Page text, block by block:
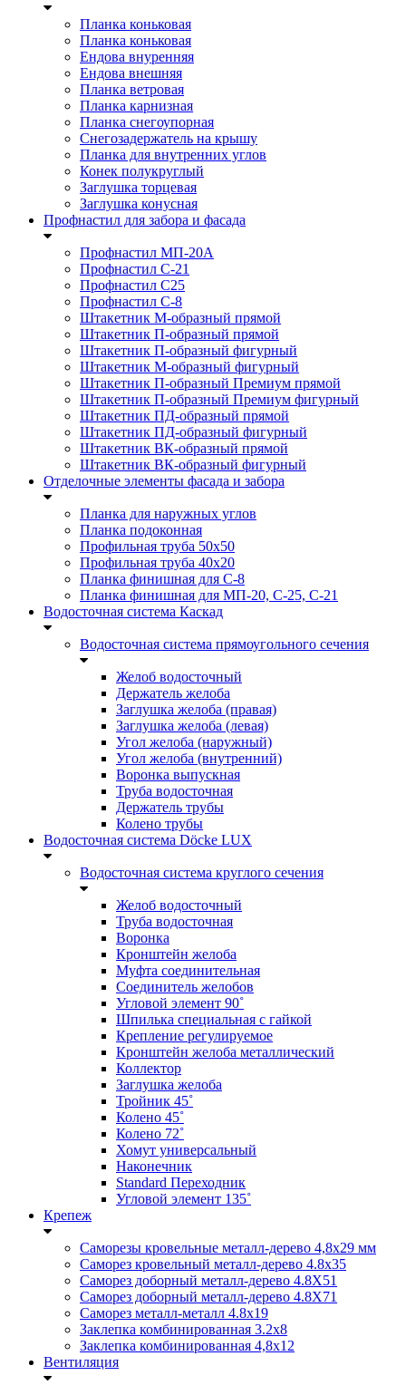
Планка коньковая
Планка коньковая
Ендова внуренняя
Ендова внешняя
Планка ветровая
Планка карнизная
Планка снегоупорная
Снегозадержатель на крышу
Планка для внутренних углов
Конек полукруглый
Заглушка торцевая
Заглушка конусная
Профнастил для забора и фасада
Профнастил МП-20А
Профнастил С-21
Профнастил С25
Профнастил С-8
Штакетник М-образный прямой
Штакетник П-образный прямой
Штакетник П-образный фигурный
Штакетник М-образный фигурный
Штакетник П-образный Премиум прямой
Штакетник П-образный Премиум фигурный
Штакетник ПД-образный прямой
Штакетник ПД-образный фигурный
Штакетник ВК-образный прямой
Штакетник ВК-образный фигурный
Отделочные элементы фасада и забора
Планка для наружных углов
Планка подоконная
Профильная труба 50x50
Профильная труба 40x20
Планка финишная для С-8
Планка финишная для МП-20, С-25, С-21
Водосточная система Каскад
Водосточная система прямоугольного сечения
Желоб водосточный
Держатель желоба
Заглушка желоба (правая)
Заглушка желоба (левая)
Угол желоба (наружный)
Угол желоба (внутренний)
Воронка выпускная
Труба водосточная
Держатель трубы
Колено трубы
Водосточная система Döcke LUX
Водосточная система круглого сечения
Желоб водосточный
Труба водосточная
Воронка
Кронштейн желоба
Муфта соединительная
Соединитель желобов
Угловой элемент 90˚
Шпилька специальная с гайкой
Крепление регулируемое
Кронштейн желоба металлический
Коллектор
Заглушка желоба
Тройник 45˚
Колено 45˚
Колено 72˚
Хомут универсальный
Наконечник
Standard Переходник
Угловой элемент 135˚
Крепеж
Саморезы кровельные металл-дерево 4,8х29 мм
Саморез кровельный металл-дерево 4.8x35
Саморез доборный металл-дерево 4.8X51
Саморез доборный металл-дерево 4.8X71
Саморез металл-металл 4.8x19
Заклепка комбинированная 3.2x8
Заклепка комбинированная 4,8x12
Вентиляция